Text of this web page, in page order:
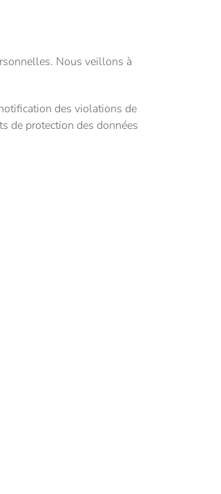
Nous veillons à
des violations de
de protection des données